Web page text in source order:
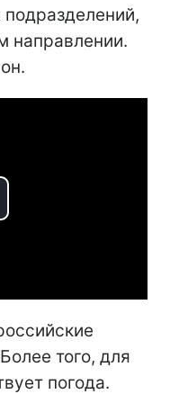
направлении.
того, для
погода.